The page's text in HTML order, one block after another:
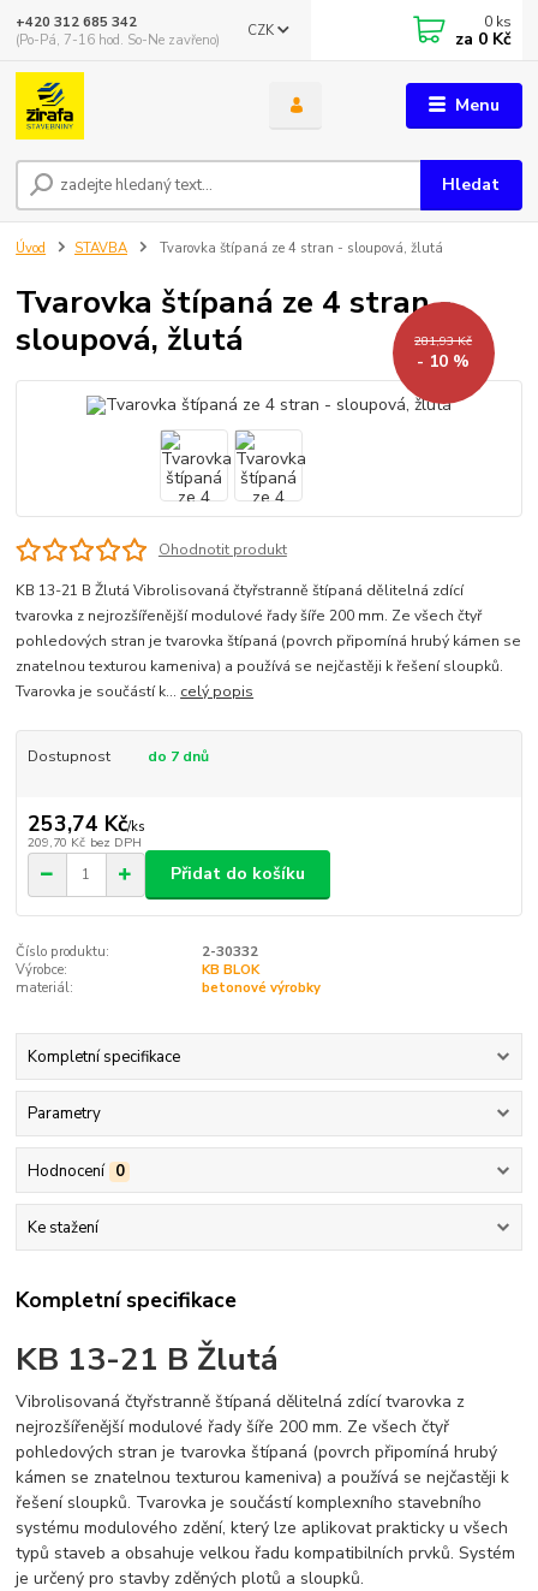
Menu
CZK
Hledat
+420 312 685 342
(Po-Pá, 7-16 hod. So-Ne zavřeno)
0 ks
za 0 Kč
Úvod STAVBA Tvarovka štípaná ze 4 stran - sloupová, žlutá
Tvarovka štípaná ze 4 stran -
sloupová, žlutá
281,93 Kč
- 10 %
Ohodnotit produkt
KB 13-21 B Žlutá Vibrolisovaná čtyřstranně štípaná dělitelná zdící
tvarovka z nejrozšířenější modulové řady šíře 200 mm. Ze všech čtyř
pohledových stran je tvarovka štípaná (povrch připomíná hrubý kámen se
znatelnou texturou kameniva) a používá se nejčastěji k řešení sloupků.
Tvarovka je součástí k... celý popis
Dostupnost do 7 dnů
253,74 Kč/ks
209,70 Kč bez DPH
Přidat do košíku
Číslo produktu:
2-30332
Výrobce:
KB BLOK
materiál:
betonové výrobky
Kompletní specifikace
Parametry
Hodnocení 0
Ke stažení
Kompletní specifikace
KB 13-21 B Žlutá
Vibrolisovaná čtyřstranně štípaná dělitelná zdící tvarovka z
nejrozšířenější modulové řady šíře 200 mm. Ze všech čtyř
pohledových stran je tvarovka štípaná (povrch připomíná hrubý
kámen se znatelnou texturou kameniva) a používá se nejčastěji k
řešení sloupků. Tvarovka je součástí komplexního stavebního
systému modulového zdění, který lze aplikovat prakticky u všech
typů staveb a obsahuje velkou řadu kompatibilních prvků. Systém
je určený pro stavby zděných plotů a sloupků.